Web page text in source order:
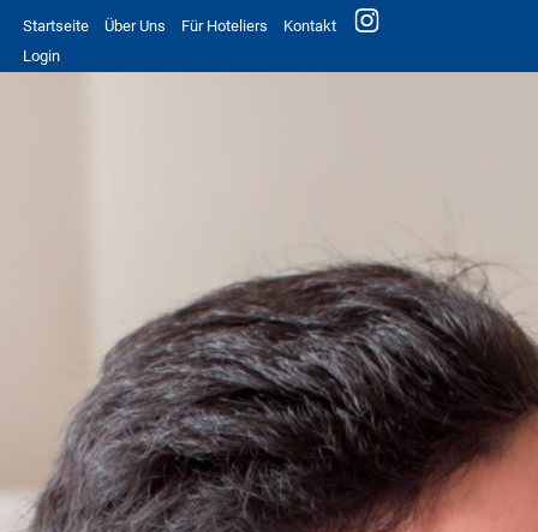
Startseite Über Uns Für Hoteliers
Kontakt
Login